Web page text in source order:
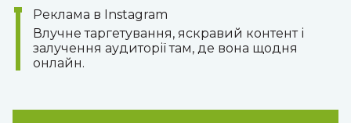
Реклама в Instagram
Влучне таргетування, яскравий контент і
залучення аудиторії там, де вона щодня
онлайн.